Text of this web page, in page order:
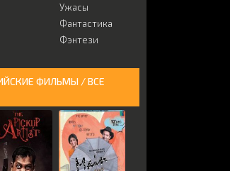
Ужасы
Фантастика
Фэнтези
ФИЛЬМЫ / ВСЕ